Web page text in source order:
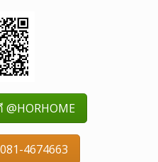
4674663